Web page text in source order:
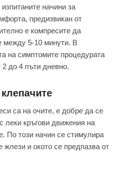
начини за
предизвикан от
е компресите да
между 5-10 минути. В
на симптомите процедурата
до 4 пъти дневно.
са на очите, е добре да се
леки кръгови движения на
По този начин се стимулира
жлези и окото се предпазва от